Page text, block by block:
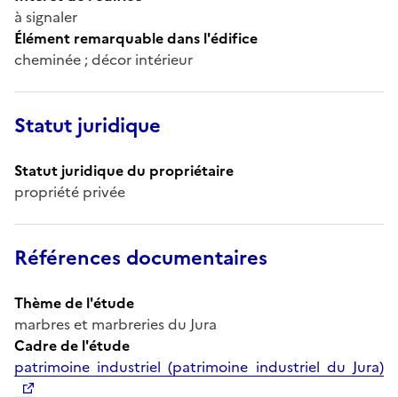
à signaler
Élément remarquable dans l'édifice
cheminée ; décor intérieur
Statut juridique
Statut juridique du propriétaire
propriété privée
Références documentaires
Thème de l'étude
marbres et marbreries du Jura
Cadre de l'étude
patrimoine industriel (patrimoine industriel du Jura)